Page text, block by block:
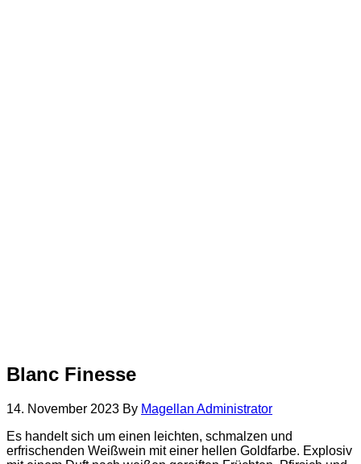
Blanc Finesse
14. November 2023 By Magellan Administrator
Es handelt sich um einen leichten, schmalzen und
erfrischenden Weißwein mit einer hellen Goldfarbe. Explosiv